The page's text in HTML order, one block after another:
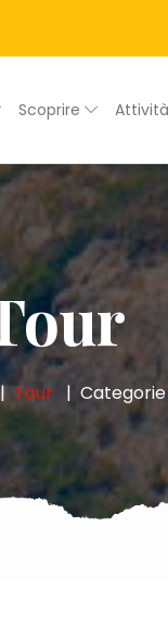
Scoprire Attività
Tour Categorie